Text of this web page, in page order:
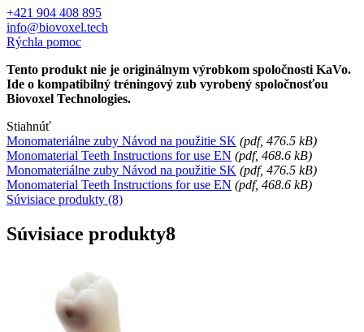
+421 904 408 895
info@biovoxel.tech
Rýchla pomoc
Tento produkt nie je originálnym výrobkom spoločnosti KaVo.
Ide o kompatibilný tréningový zub vyrobený spoločnosťou
Biovoxel Technologies.
Stiahnúť
Monomateriálne zuby Návod na použitie SK (pdf, 476.5 kB)
Monomaterial Teeth Instructions for use EN (pdf, 468.6 kB)
Monomateriálne zuby Návod na použitie SK (pdf, 476.5 kB)
Monomaterial Teeth Instructions for use EN (pdf, 468.6 kB)
Súvisiace produkty (8)
Súvisiace produkty8